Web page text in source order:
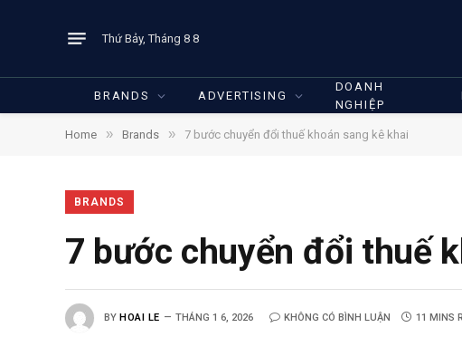
Thứ Bảy, Tháng 8 8
BRANDS ADVERTISING
DOANH
NGHIỆP
Home » Brands » 7 bước chuyển đổi thuế khoán sang kê khai
BRANDS
7 bước chuyển đổi thuế
BY HOAI LE THÁNG 1 6, 2026 KHÔNG CÓ BÌNH LUẬN 11 MINS